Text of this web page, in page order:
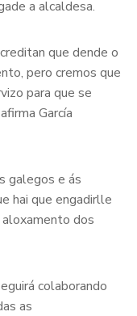
a alcaldesa.
que dende o
pero cremos que
para que se
García
galegos e ás
hai que engadirlle
dos
colaborando
as